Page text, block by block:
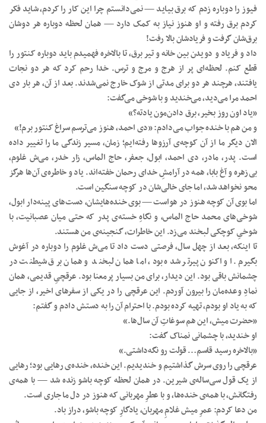
فیوز را دوباره زدم که برق بیاید — نمی‌دانستم چرا این کار را کردم، شاید فکر
کردم برق رفته و او هنوز نیاز به کمک دارد — همان لحظه دوباره هر دوشان
برق‌شان گرفت و فریادشان بالا رفت!
داد و فریاد و دویدن بین خانه و تیر برق، تا بالاخره فهمیدم باید دوباره کنتور را
قطع کنم. لحظه‌ای پر از هرج و مرج و ترس. خدا رحم کرد که هر دو نجات
یافتند، هرچند هر دو برای مدتی از شوک خارج نمی‌شدند. بعد از آن، هر بار دی
احمد مرا می‌دید، می‌خندید و با شوخی می‌گفت:
«یاد اون روز بخیر، برق دادن‌مون یادته؟»
و من هم با خنده جواب می‌دادم: «دی احمد، هنوز می‌ترسم سراغ کنتور برم!»
الان دیگر ما از آن کوچه‌ی آرزوها رفته‌ایم؛ زمان، مسیر زندگی ما را تغییر داده
است. پدر، مادر، دی احمد، ابول، جعفر، حاج الماس، زار خدر، می‌ش غلوم،
بی‌زهره و آغ بابا، همه در آرامشِ خدای رحمان خفته‌اند. یاد و خاطره‌ی آن‌ها هرگز
محو نخواهد شد، اما جای خالی‌شان در کوچه سنگین است.
اما بوی آن کوچه هنوز در هواست — بوی خنده‌هایشان، دست‌های پینه‌دار ابول،
شوخی‌های محمد حاج الماس، و نگاهِ خسته‌ی پدر که حتی میان عصبانیت، با
شوخیِ کوچکی لبخند می‌زد. این خاطرات، گنجینه‌ی من هستند.
تا اینکه، بعد از چهل سال، فرصتی دست داد تا می‌ش غلوم را دوباره در آغوش
بگیرم. او اکنون پیرتر شده بود، اما همان لبخند و همان برق شیطنت در
چشمانش باقی بود. این دیدار، برای من بسیار پرمعنا بود. عرقچیِ قدیمی، همان
نمادِ وعده‌مان را بیرون آوردم. این عرقچی را در یکی از سفرهای اخیر، از جایی
که به یاد او بودم، تهیه کرده بودم. با احترام آن را به دستش دادم و گفتم:
«حضرت میش، این هم سوغاتِ آن سال‌ها.»
او خندید، با چشمانی نمناک گفت:
«بالاخره رسید قاسم… قولت رو نگه‌داشتی.»
عرقچی را روی سرش گذاشتیم و خندیدیم. این خنده، خنده‌ی رهایی بود؛ رهایی
از یک قول سی‌ساله‌ی شیرین. در همان لحظه کوچه باشو زنده شد — با همه‌ی
رفتگانش، با همه‌ی خنده‌ها، و با عطرِ مهربانی که هنوز در دل ما جاری است.
من دعا کردم: عمرِ میش غلامِ مهربان، یادگارِ کوچه باشو، دراز باد.